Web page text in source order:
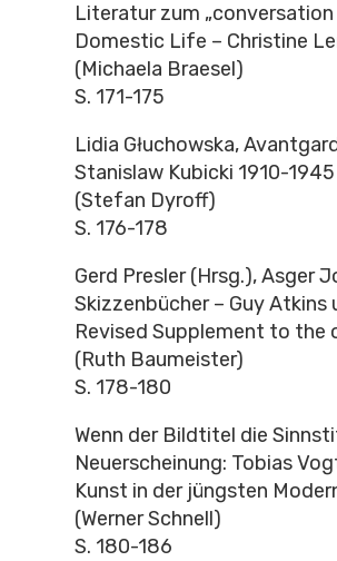
Literatur zum
Domestic Life – Christine
(Michaela Braesel)
S. 171-175
Lidia Głuchowska,
Stanislaw Kubicki 1910-1945
(Stefan Dyroff)
S. 176-178
Gerd Presler (Hrsg.), Asger
Skizzenbücher – Guy Atkins
Revised Supplement to
(Ruth Baumeister)
S. 178-180
Wenn der Bildtitel die
Neuerscheinung: Tobias
Kunst in der jüngsten
(Werner Schnell)
S. 180-186